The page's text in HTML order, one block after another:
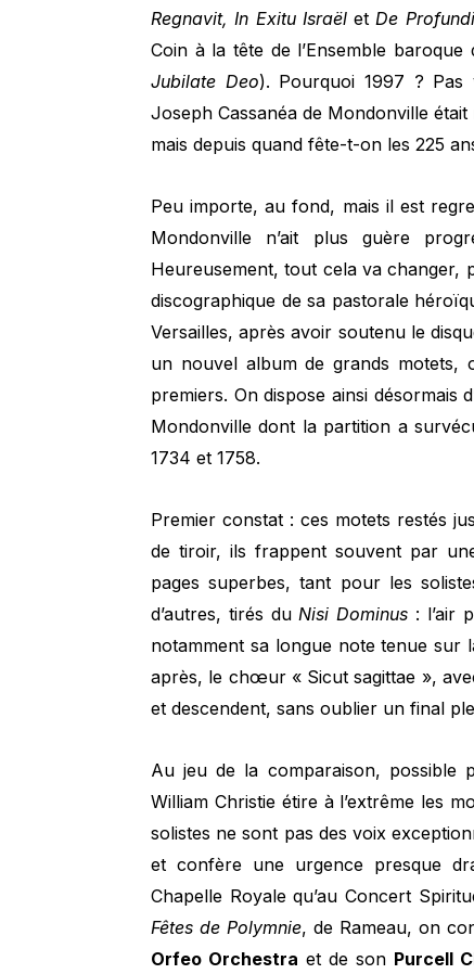
Regnavit, In Exitu IsraëletDe
Coin à la tête de l’Ensemble baroque
Jubilate Deo). Pourquoi 1997 ? Pas
Joseph Cassanéa de Mondonville
mais depuis quand fête-t-on les 225
Peu importe, au fond, mais il est
Mondonville n’ait plus guère
Heureusement, tout cela va changer,
discographique de sa pastorale
Versailles, après avoir soutenu le
un nouvel album de grands motets,
premiers. On dispose ainsi désormais
Mondonville dont la partition a
1734 et 1758.
Premier constat : ces motets restés
de tiroir, ils frappent souvent par
pages superbes, tant pour les
d’autres, tirés duNisi Dominus : l’air
notamment sa longue note tenue sur
après, le chœur « Sicut sagittae »,
et descendent, sans oublier un final
Au jeu de la comparaison, possible
William Christie étire à l’extrême les
solistes ne sont pas des voix
et confère une urgence presque
Chapelle Royale qu’au Concert
Fêtes de Polymnie, de Rameau, on
Orfeo Orchestra et de son Purcell